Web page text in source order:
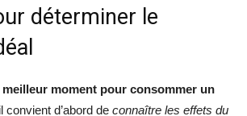
déterminer le
meilleur moment pour consommer un
convient d’abord de connaître les effets du